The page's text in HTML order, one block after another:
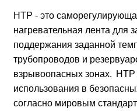
НТР - это
нагревательная лента для
поддержания заданной
трубопроводов и
взрывоопасных зонах. HTР
использования в
согласно мировым